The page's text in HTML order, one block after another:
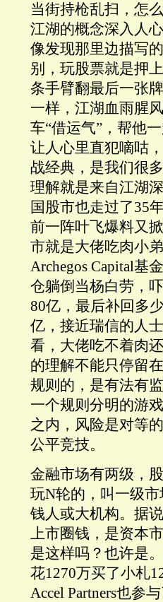
当街持枪乱扫，怎
江湖的概念深入人
像发现那里边描写
别，玩股票就是押
条手臂翻最后一张
一样，江湖血雨腥
车“借运气”，帮他
让人心里直犯嘀咕
战经典，是我们很
理解就是来自江湖
国股市也走过了35
前一阵叶飞爆料又
市就是大佬吃肉小
Archegos Capital基
仓躺倒当杨白劳，
80亿，最后补回多
亿，接近瑞信的人
看，大佬吃不着肉
的理解不能只停留
规则的，是有法有
一个规则分明的游
之内，风险是对等
公平竞技。
金融市场有两级，
玩N轮的，叫一级
钱人或大机构。据
上市圈钱，是资本
是这样吗？也许是
花1270万买了小札
Accel Partners也参